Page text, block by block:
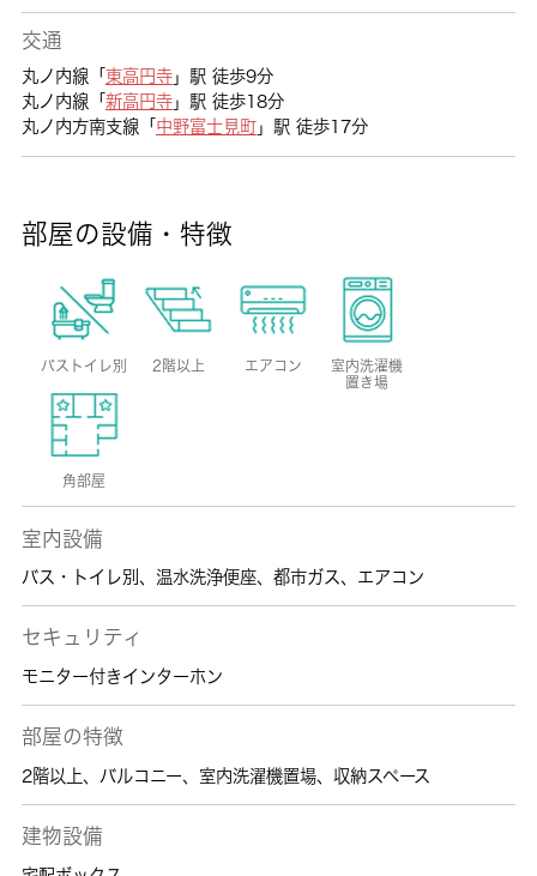
交通
丸ノ内線「 東高円寺」駅 徒歩9分
丸ノ内線「 新高円寺」駅 徒歩18分
丸ノ内方南支線「 中野富士見町」駅 徒歩17分
部屋の設備・特徴
バストイレ別 2階以上 エアコン
室内洗濯機
置き場
角部屋
室内設備
バス・トイレ別 、 温水洗浄便座、 都市ガス、 エアコン
セキュリティ
モニター付きインターホン
部屋の特徴
2階以上、 バルコニー、 室内洗濯機置場、 収納スペース
建物設備